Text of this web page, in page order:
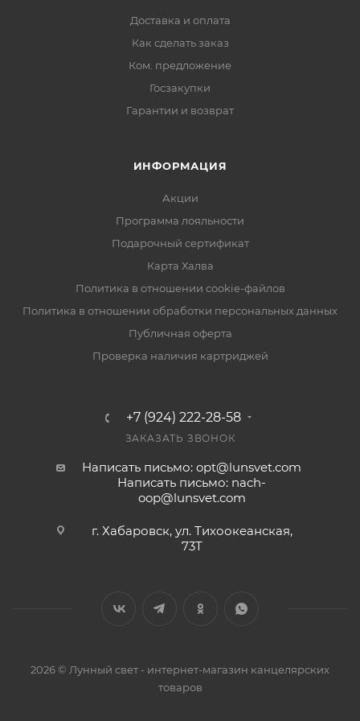
Доставка и оплата
Как сделать заказ
Ком. предложение
Госзакупки
Гарантии и возврат
ИНФОРМАЦИЯ
Акции
Программа лояльности
Подарочный сертификат
Карта Халва
Политика в отношении cookie-файлов
Политика в отношении обработки персональных данных
Публичная оферта
Проверка наличия картриджей
+7 (924) 222-28-58
ЗАКАЗАТЬ ЗВОНОК
Написать письмо: opt@lunsvet.com
Написать письмо: nach-
oop@lunsvet.com
г. Хабаровск, ул. Тихоокеанская,
73Т
2026 © Лунный свет - интернет-магазин канцелярских
товаров